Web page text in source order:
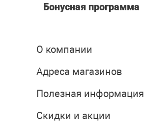
Бонусная программа
О компании
Адреса магазинов
Полезная информация
Скидки и акции